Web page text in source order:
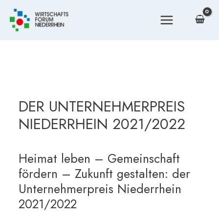
Zum
Inhalt
springen
DER UNTERNEHMERPREIS
NIEDERRHEIN 2021/2022
Heimat leben – Gemeinschaft
fördern – Zukunft gestalten: der
Unternehmerpreis Niederrhein
2021/2022